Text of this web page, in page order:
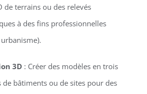
de terrains ou des relevés
à des fins professionnelles
3D: Créer des modèles en trois
de bâtiments ou de sites pour des